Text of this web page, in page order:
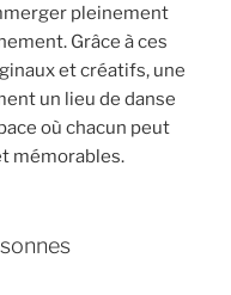
pleinement
Grâce à ces
et créatifs, une
un lieu de danse
où chacun peut
mémorables.